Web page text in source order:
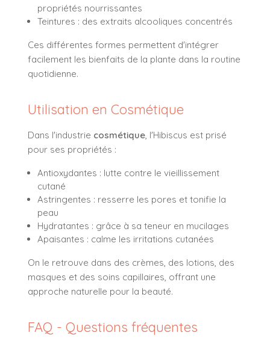
propriétés nourrissantes
Teintures : des extraits alcooliques concentrés
Ces différentes formes permettent d'intégrer
facilement les bienfaits de la plante dans la routine
quotidienne.
Utilisation en Cosmétique
Dans l'industrie cosmétique, l'Hibiscus est prisé
pour ses propriétés :
Antioxydantes : lutte contre le vieillissement
cutané
Astringentes : resserre les pores et tonifie la
peau
Hydratantes : grâce à sa teneur en mucilages
Apaisantes : calme les irritations cutanées
On le retrouve dans des crèmes, des lotions, des
masques et des soins capillaires, offrant une
approche naturelle pour la beauté.
FAQ - Questions fréquentes